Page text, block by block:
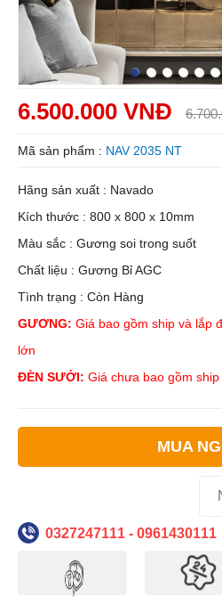
6.500.000 VNĐ
Mã sản phẩm : NAV 2035 NT
Hãng sản xuất : Navado
Kích thước : 800 x 800 x 10mm
Màu sắc : Gương soi trong suốt
Chất liệu : Gương Bỉ AGC
Tình trạng : Còn Hàng
GƯƠNG: Giá bao gồm ship và lắp
lớn
ĐÈN SƯỞI: Giá chưa bao gồm
MUA
0327247111 - 0961430111